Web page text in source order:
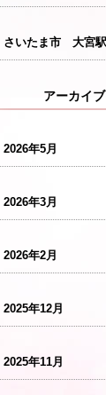
アーカイブ
2026年5月
2026年3月
2026年2月
2025年12月
2025年11月